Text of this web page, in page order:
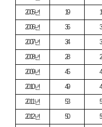
2005년 19
2006년 36
2007년 34
2008년 28
2009년 45
2010년 49
2011년 53
2012년 50